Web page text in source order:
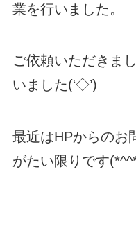
業を行いました。
ご依頼いただきま
いました(‘◇’)ゞ
最近はHPからのお
がたい限りです